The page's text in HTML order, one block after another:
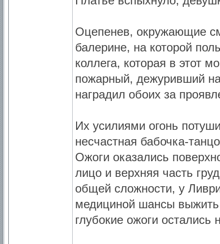
Оцепенев, окружающие
балерине, на которой
коллега, которая в этот
пожарный, дежуривший
наградил обоих за
Их усилиями огонь
несчастная бабочка-
Ожоги оказались
лицо и верхняя часть
общей сложности, у
медициной шансы
глубокие ожоги остались